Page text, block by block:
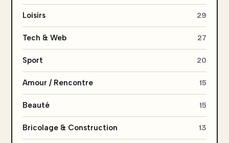
Loisirs 29
Tech & Web 27
Sport 20
Amour / Rencontre 15
Beauté 15
Bricolage & Construction 13